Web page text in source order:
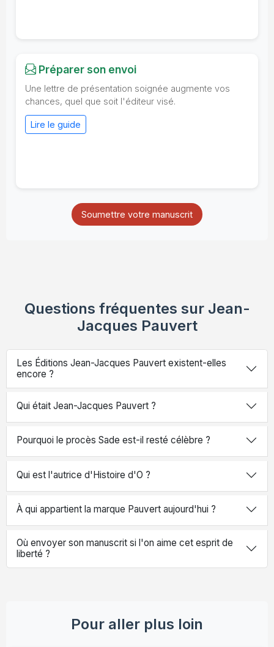
Préparer son envoi
Une lettre de présentation soignée augmente vos
chances, quel que soit l'éditeur visé.
Lire le guide
Soumettre votre manuscrit
Questions fréquentes sur Jean-
Jacques Pauvert
Les Éditions Jean-Jacques Pauvert existent-elles
encore ?
Qui était Jean-Jacques Pauvert ?
Pourquoi le procès Sade est-il resté célèbre ?
Qui est l'autrice d'Histoire d'O ?
À qui appartient la marque Pauvert aujourd'hui ?
Où envoyer son manuscrit si l'on aime cet esprit de
liberté ?
Pour aller plus loin